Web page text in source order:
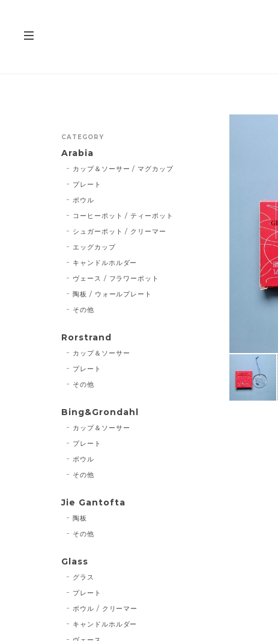
CATEGORY
Arabia
カップ＆ソーサー / マグカップ
プレート
ボウル
コーヒーポット / ティーポット
シュガーポット / クリーマー
エッグカップ
キャンドルホルダー
ヴェース / フラワーポット
陶板 / ウォールプレート
その他
Rorstrand
カップ＆ソーサー
プレート
その他
Bing&Grondahl
カップ＆ソーサー
プレート
ボウル
その他
Jie Gantofta
陶板
その他
Glass
グラス
プレート
ボウル / クリーマー
キャンドルホルダー